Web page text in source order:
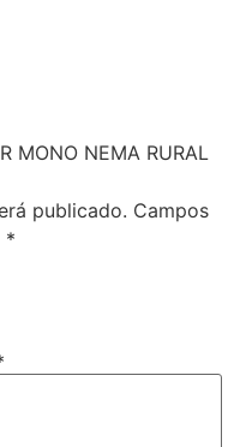
MONO NEMA RURAL
publicado. Campos
*